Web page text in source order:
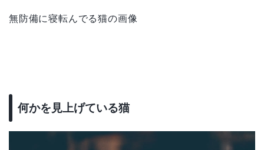
無防備に寝転んでる猫の画像
何かを見上げている猫